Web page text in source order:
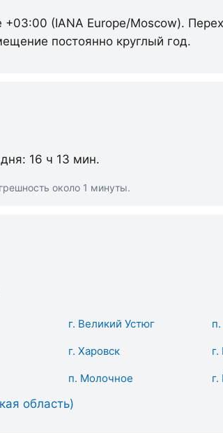
+03:00 (IANA Europe/Moscow).
постоянно круглый год.
16 ч 13 мин.
около 1 минуты.
г. Великий Устюг
г. Харовск
п. Молочное
область)